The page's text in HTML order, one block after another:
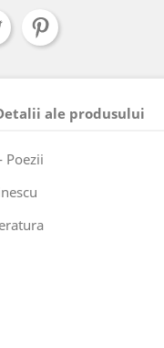
ale produsului
Poezii